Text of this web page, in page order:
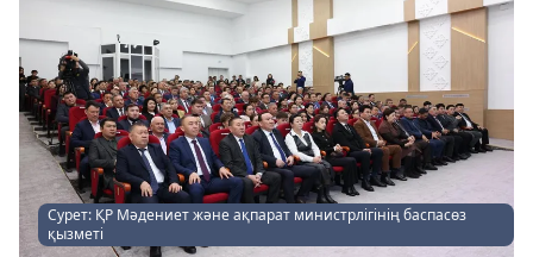
Сурет: ҚР Мәдениет және ақпарат министрлігінің баспасөз
қызметі